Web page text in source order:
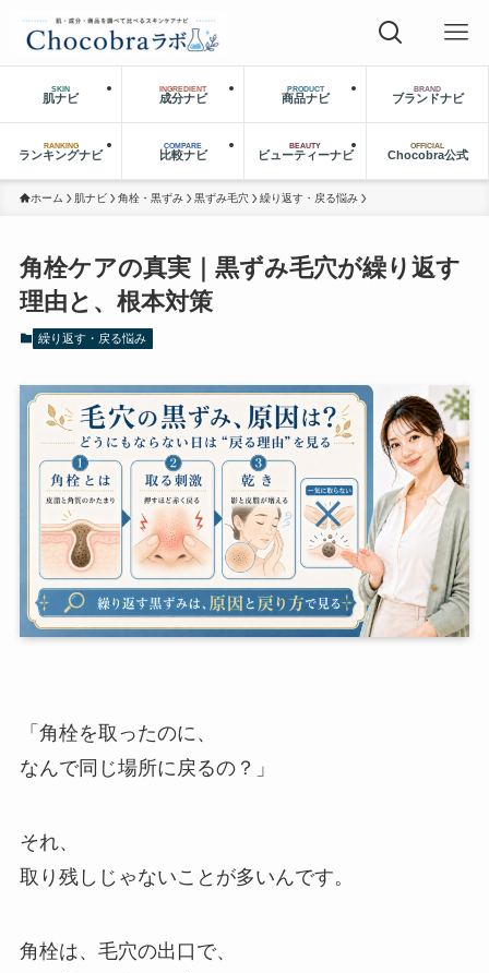
SKIN
肌ナビ
INGREDIENT
成分ナビ
PRODUCT
商品ナビ
BRAND
ブランドナビ
RANKING
ランキングナビ
COMPARE
比較ナビ
BEAUTY
ビューティーナビ
OFFICIAL
Chocobra公式
ホーム 肌ナビ 角栓・黒ずみ 黒ずみ毛穴 繰り返す・戻る悩み
角栓ケアの真実｜黒ずみ毛穴が繰り返す
理由と、根本対策
繰り返す・戻る悩み
「角栓を取ったのに、
なんで同じ場所に戻るの？」
それ、
取り残しじゃないことが多いんです。
角栓は、毛穴の出口で、